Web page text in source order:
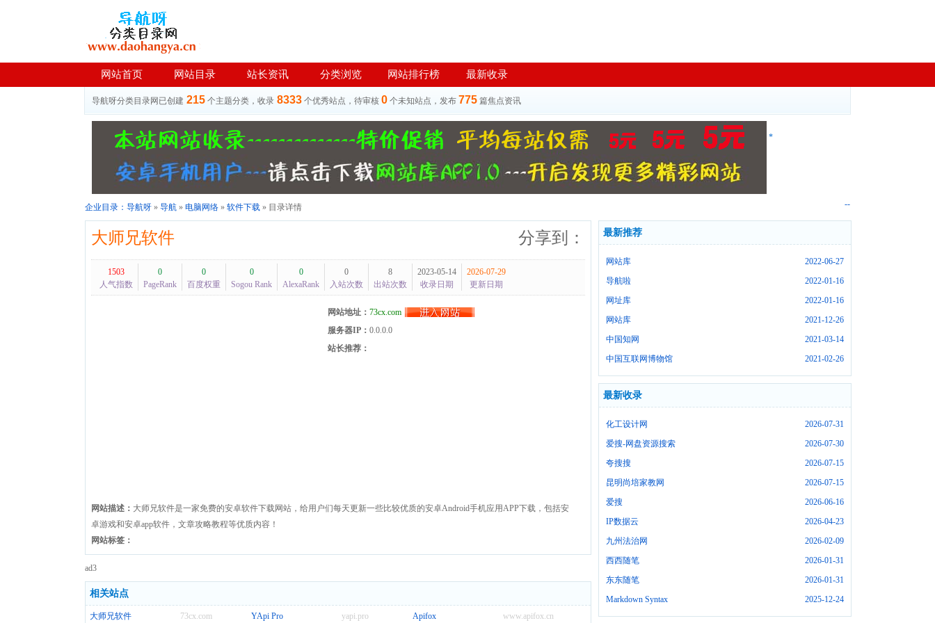
网站首页 网站目录 站长资讯 分类浏览 网站排行榜 最新收录
导航呀分类目录网已创建 215 个主题分类，收录 8333 个优秀站点，待审核 0 个未知站点，发布 775 篇焦点资讯
*
--
企业目录： 导航呀 » 导航 » 电脑网络 » 软件下载 » 目录详情
分享到：
大师兄软件
1503
人气指数
0
PageRank
0
百度权重
0
Sogou Rank
0
AlexaRank
0
入站次数
8
出站次数
2023-05-14
收录日期
2026-07-29
更新日期
网站地址： 73cx.com
服务器IP： 0.0.0.0
站长推荐：
网站描述： 大师兄软件是一家免费的安卓软件下载网站，给用户们每天更新一些比较优质的安卓Android手机应用APP下载，包括安
卓游戏和安卓app软件，文章攻略教程等优质内容！
网站标签：
ad3
相关站点
73cx.com
大师兄软件 yapi.pro
YApi Pro www.apifox.cn
Apifox
最新推荐
2022-06-27
网站库
2022-01-16
导航啦
2022-01-16
网址库
2021-12-26
网站库
2021-03-14
中国知网
2021-02-26
中国互联网博物馆
最新收录
2026-07-31
化工设计网
2026-07-30
爱搜-网盘资源搜索
2026-07-15
夸搜搜
2026-07-15
昆明尚培家教网
2026-06-16
爱搜
2026-04-23
IP数据云
2026-02-09
九州法治网
2026-01-31
西西随笔
2026-01-31
东东随笔
2025-12-24
Markdown Syntax